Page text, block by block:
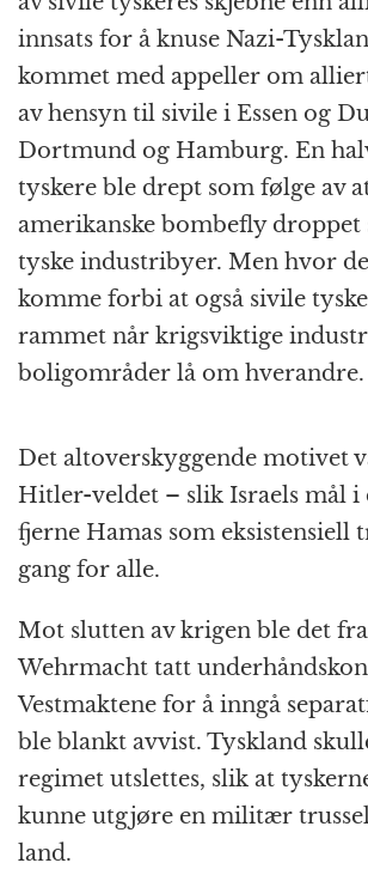
innsats for å knuse Nazi-
kommet med appeller om
av hensyn til sivile i Essen og
Dortmund og Hamburg. En
tyskere ble drept som følge av
amerikanske bombefly droppet
tyske industribyer. Men hvor
komme forbi at også sivile
rammet når krigsviktige
boligområder lå om hverandre.
Det altoverskyggende motivet
Hitler-veldet – slik Israels mål i
fjerne Hamas som eksistensiell
gang for alle.
Mot slutten av krigen ble det
Wehrmacht tatt
Vestmaktene for å inngå
ble blankt avvist. Tyskland
regimet utslettes, slik at
kunne utgjøre en militær
land.